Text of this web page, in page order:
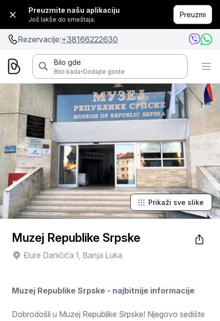
Preuzmite našu aplikaciju
Još lakše do smeštaja.
Preuzmi
Rezervacije:+38166222630
Bilo gde
Bilo kada·Dodajte goste
Prikaži sve slike
Muzej Republike Srpske
Đure Daničića 1, Banja Luka
Muzej Republike Srpske - najbitnije informacije
Dobrodošli u Muzej Republike Srpske! Njegovo sedište